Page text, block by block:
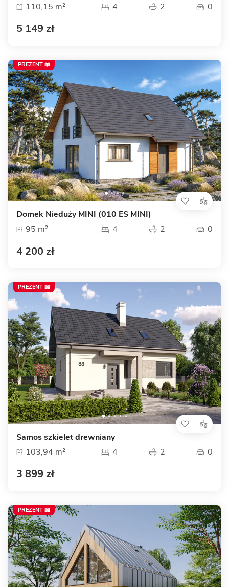
110,15 m²
4 2 0
5 149 zł
Domek Nieduży MINI (010 ES MINI)
95 m²
4 2 0
4 200 zł
PREZENT 📖
Samos szkielet drewniany
103,94 m²
4 2 0
3 899 zł
PREZENT 📖
PREZENT 📖